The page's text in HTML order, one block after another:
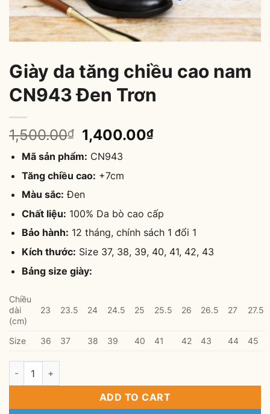
Giày da tăng chiều cao nam
CN943 Đen Trơn
1,500.00₫
Original
price
was:
1,500.00₫.
1,400.00₫Current
Mã sản phẩm: CN943
Tăng chiều cao: +7cm
Màu sắc: Đen
Chất liệu: 100% Da bò cao cấp
Bảo hành: 12 tháng, chính sách 1 đổi 1
Kích thước: Size 37, 38, 39, 40, 41, 42, 43
Bảng size giày:
Chiều
dài
(cm)
23 23.5 24 24.5 25 25.5 26 26.5 27 27.5
Size 36 37 38 39 40 41 42 43 44 45
Giày da tăng chiều cao nam CN943 Đen Trơn quantity
ADD TO CART